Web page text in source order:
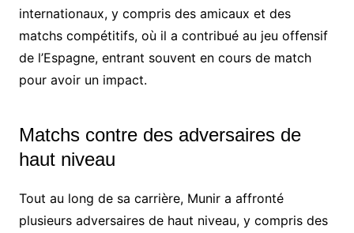
internationaux, y compris des amicaux et des
matchs compétitifs, où il a contribué au jeu offensif
de l’Espagne, entrant souvent en cours de match
pour avoir un impact.
Matchs contre des adversaires de
haut niveau
Tout au long de sa carrière, Munir a affronté
plusieurs adversaires de haut niveau, y compris des